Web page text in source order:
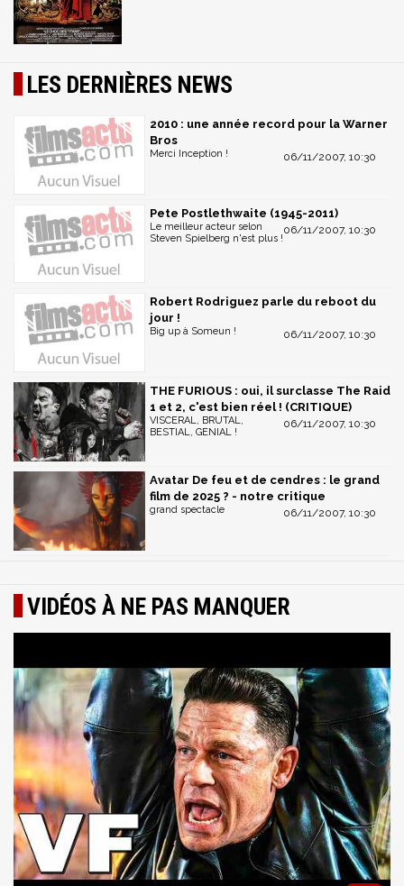
LES DERNIÈRES NEWS
2010 : une année record pour la Warner
Bros
06/11/2007, 10:30
Merci Inception !
Pete Postlethwaite (1945-2011)
06/11/2007, 10:30
Le meilleur acteur selon
Steven Spielberg n'est plus !
Robert Rodriguez parle du reboot du
jour !
06/11/2007, 10:30
Big up à Someun !
THE FURIOUS : oui, il surclasse The Raid
1 et 2, c'est bien réel ! (CRITIQUE)
06/11/2007, 10:30
VISCERAL, BRUTAL,
BESTIAL, GENIAL !
Avatar De feu et de cendres : le grand
film de 2025 ? - notre critique
06/11/2007, 10:30
grand spectacle
VIDÉOS À NE PAS MANQUER